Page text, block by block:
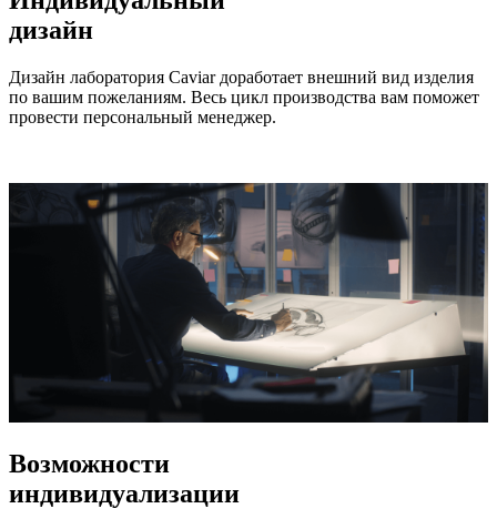
дизайн
Дизайн лаборатория Caviar доработает внешний вид изделия
по вашим пожеланиям. Весь цикл производства вам поможет
провести персональный менеджер.
Возможности
индивидуализации